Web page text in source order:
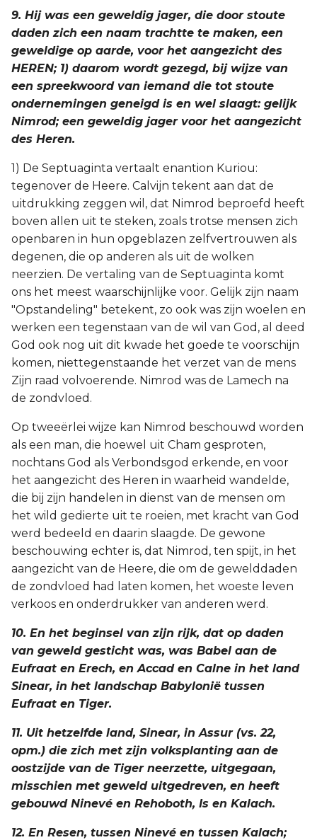
9. Hij was een geweldig jager, die door stoute
daden zich een naam trachtte te maken, een
geweldige op aarde, voor het aangezicht des
HEREN; 1) daarom wordt gezegd, bij wijze van
een spreekwoord van iemand die tot stoute
ondernemingen geneigd is en wel slaagt: gelijk
Nimrod; een geweldig jager voor het aangezicht
des Heren.
1) De Septuaginta vertaalt enantion Kuriou:
tegenover de Heere. Calvijn tekent aan dat de
uitdrukking zeggen wil, dat Nimrod beproefd heeft
boven allen uit te steken, zoals trotse mensen zich
openbaren in hun opgeblazen zelfvertrouwen als
degenen, die op anderen als uit de wolken
neerzien. De vertaling van de Septuaginta komt
ons het meest waarschijnlijke voor. Gelijk zijn naam
"Opstandeling" betekent, zo ook was zijn woelen en
werken een tegenstaan van de wil van God, al deed
God ook nog uit dit kwade het goede te voorschijn
komen, niettegenstaande het verzet van de mens
Zijn raad volvoerende. Nimrod was de Lamech na
de zondvloed.
Op tweeërlei wijze kan Nimrod beschouwd worden
als een man, die hoewel uit Cham gesproten,
nochtans God als Verbondsgod erkende, en voor
het aangezicht des Heren in waarheid wandelde,
die bij zijn handelen in dienst van de mensen om
het wild gedierte uit te roeien, met kracht van God
werd bedeeld en daarin slaagde. De gewone
beschouwing echter is, dat Nimrod, ten spijt, in het
aangezicht van de Heere, die om de gewelddaden
de zondvloed had laten komen, het woeste leven
verkoos en onderdrukker van anderen werd.
10. En het beginsel van zijn rijk, dat op daden
van geweld gesticht was, was Babel aan de
Eufraat en Erech, en Accad en Calne in het land
Sinear, in het landschap Babylonië tussen
Eufraat en Tiger.
11. Uit hetzelfde land, Sinear, in Assur (vs. 22,
opm.) die zich met zijn volksplanting aan de
oostzijde van de Tiger neerzette, uitgegaan,
misschien met geweld uitgedreven, en heeft
gebouwd Ninevé en Rehoboth, Is en Kalach.
12. En Resen, tussen Ninevé en tussen Kalach;